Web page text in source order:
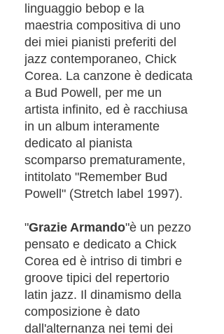
linguaggio bebop e la
maestria compositiva di uno
dei miei pianisti preferiti del
jazz contemporaneo, Chick
Corea. La canzone è dedicata
a Bud Powell, per me un
artista infinito, ed è racchiusa
in un album interamente
dedicato al pianista
scomparso prematuramente,
intitolato "Remember Bud
Powell" (Stretch label 1997).
"Grazie Armando"è un pezzo
pensato e dedicato a Chick
Corea ed è intriso di timbri e
groove tipici del repertorio
latin jazz. Il dinamismo della
composizione è dato
dall'alternanza nei temi dei